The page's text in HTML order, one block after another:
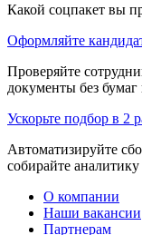
Какой соцпакет вы
Оформляйте
Проверяйте
документы без
Ускорьте подбор в 2
Автоматизируйте
собирайте
О компании
Наши вакансии
Партнерам